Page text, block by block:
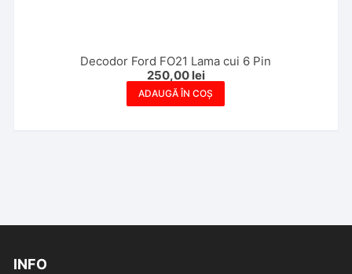
Decodor Ford FO21 Lama cui 6 Pin
250,00 lei
ADAUGĂ ÎN COȘ
INFO